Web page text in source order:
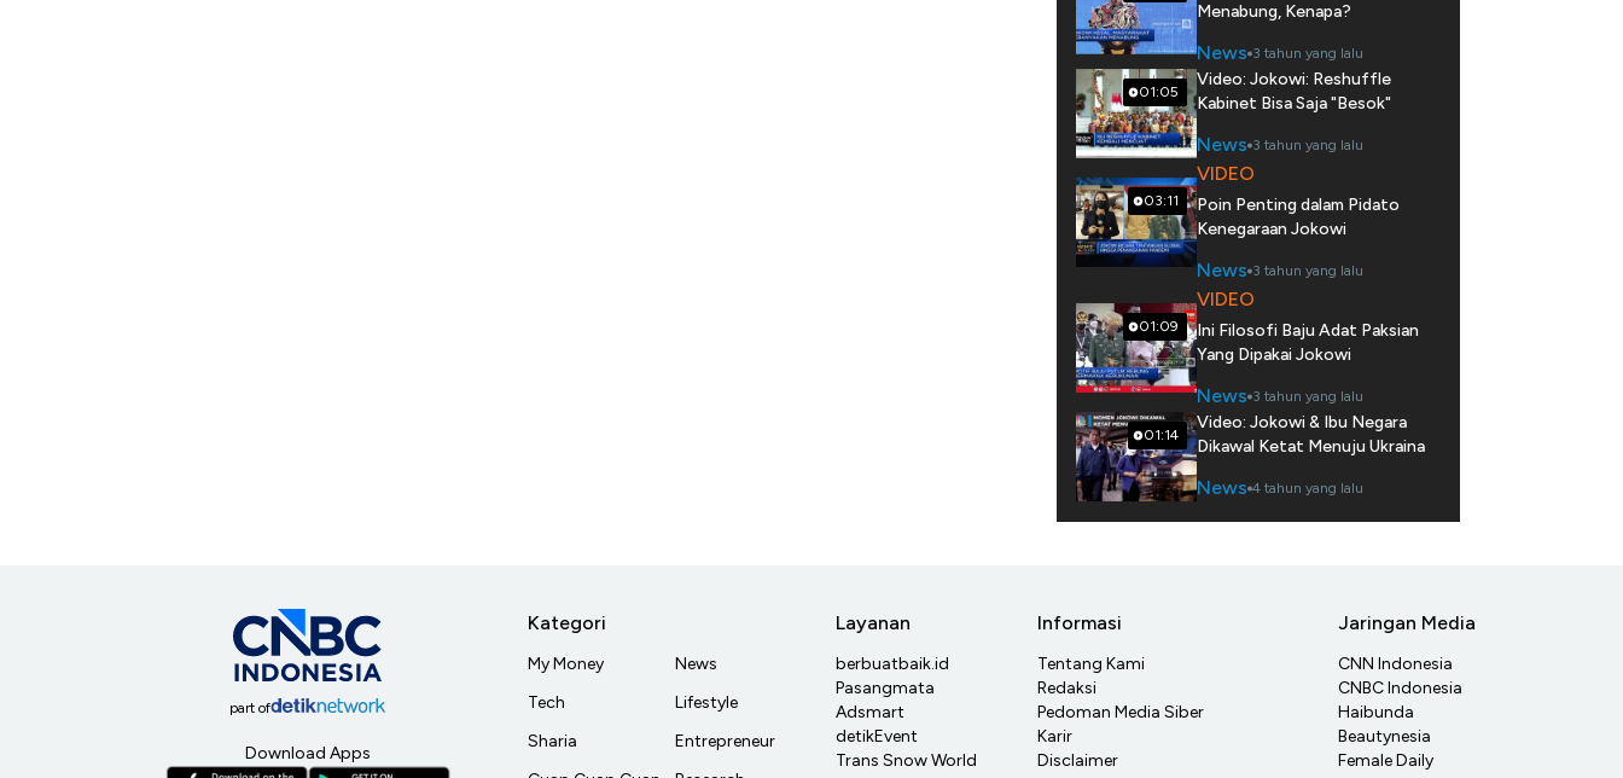
Menabung, Kenapa?
News 3 tahun yang lalu
01:05
Video: Jokowi: Reshuffle
Kabinet Bisa Saja "Besok"
News 3 tahun yang lalu
03:11
VIDEO
Poin Penting dalam Pidato
Kenegaraan Jokowi
News 3 tahun yang lalu
01:09
VIDEO
Ini Filosofi Baju Adat Paksian
Yang Dipakai Jokowi
News 3 tahun yang lalu
01:14
Video: Jokowi & Ibu Negara
Dikawal Ketat Menuju Ukraina
News 4 tahun yang lalu
part of
Download Apps
Kategori
My Money
Tech
Sharia
News
Lifestyle
Entrepreneur
Layanan
berbuatbaik.id
Pasangmata
Adsmart
detikEvent
Trans Snow World
Informasi
Tentang Kami
Redaksi
Pedoman Media Siber
Karir
Disclaimer
Jaringan Media
CNN Indonesia
CNBC Indonesia
Haibunda
Beautynesia
Female Daily